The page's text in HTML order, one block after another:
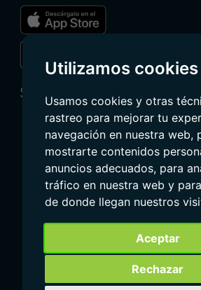
Utilizamos cookies
Usamos cookies y otras
rastreo para mejorar tu
navegación en nuestra web,
mostrarte contenidos
anuncios adecuados, para
tráfico en nuestra web y
de donde llegan nuestros
Aceptar
Rechazar
Social
PROTECCIÓN DE DATOS